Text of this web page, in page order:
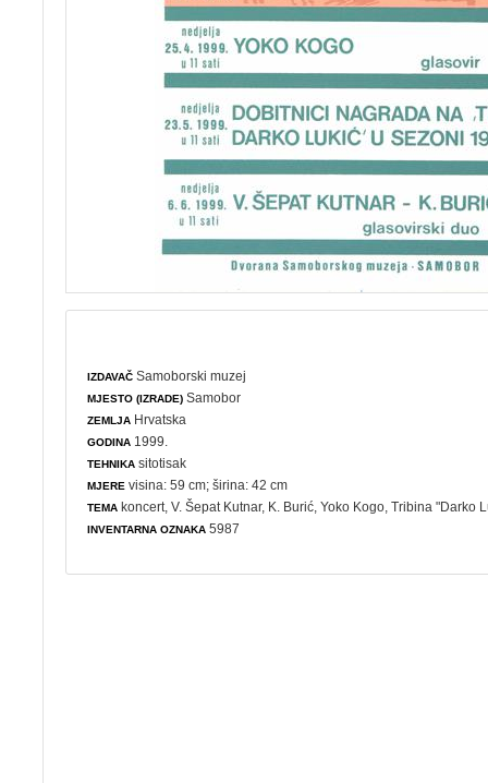
IZDAVAČ Samoborski muzej
MJESTO (IZRADE) Samobor
ZEMLJA Hrvatska
GODINA 1999.
TEHNIKA sitotisak
MJERE visina: 59 cm; širina: 42 cm
TEMA koncert , V. Šepat Kutnar, K. Burić, Yoko Kogo, Tribina "Darko
INVENTARNA OZNAKA 5987